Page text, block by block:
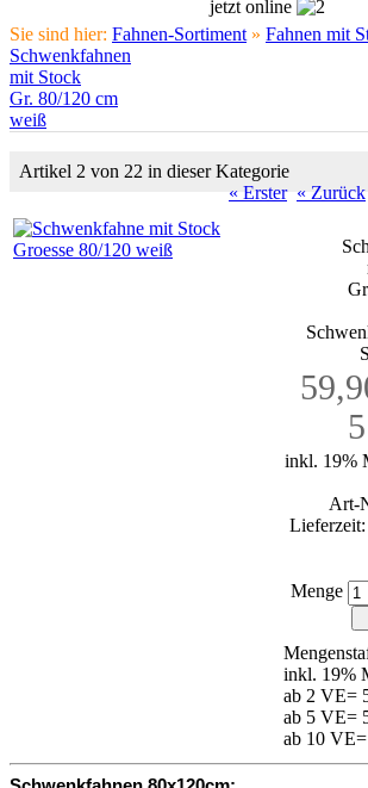
jetzt online
Sie sind hier: Fahnen-Sortiment » Fahnen mit
Schwenkfahnen
mit Stock
Gr. 80/120 cm
weiß
Artikel 2 von 22 in dieser Kategorie
« Erster « Zurück
inkl. 19%
Art-
Lieferzeit:
Menge
inkl. 19%
ab 2 VE=
ab 5 VE=
ab 10